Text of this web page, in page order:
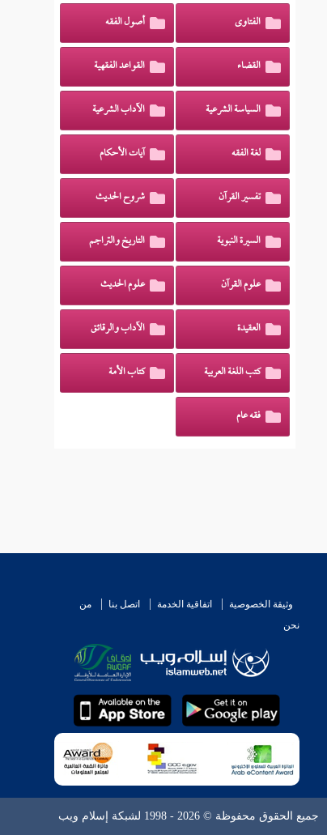
الفتاوى أصول الفقه
القضاء القواعد الفقهية
السياسة الشرعية الآداب الشرعية
لغة الفقه آيات الأحكام
تفسير القرآن شروح الحديث
السيرة النبوية التاريخ والتراجم
علوم القرآن علوم الحديث
العقيدة الآداب والرقائق
كتب اللغة العربية كتاب الأمة
فقه عام
وثيقة الخصوصية اتفاقية الخدمة اتصل بنا
من
نحن
جميع الحقوق محفوظة © 2026 - 1998 لشبكة إسلام ويب